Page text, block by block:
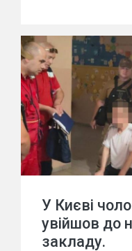
У Києві
увійшов до
закладу.